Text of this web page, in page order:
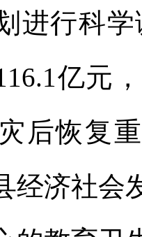
进行科
亿元
后恢复
经济社会